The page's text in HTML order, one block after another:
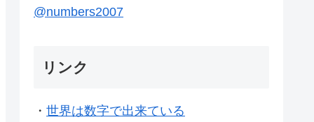
@numbers2007
リンク
・ 世界は数字で出来ている